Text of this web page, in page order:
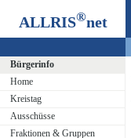
ALLRIS®net
Bürgerinfo
Home
Kreistag
Ausschüsse
Fraktionen & Gruppen